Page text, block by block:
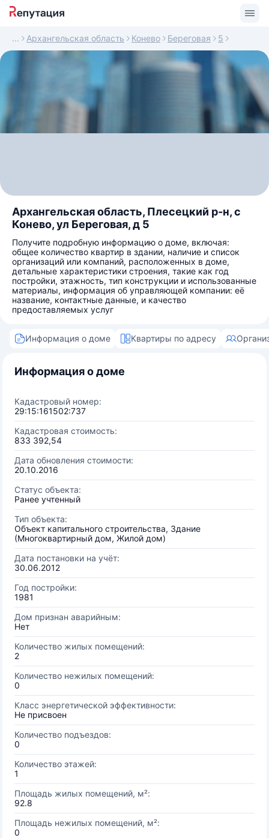
Архангельская область Конево Береговая 5
Архангельская область, Плесецкий р-н, с
Конево, ул Береговая, д 5
Получите подробную информацию о доме, включая:
общее количество квартир в здании, наличие и список
организаций или компаний, расположенных в доме,
детальные характеристики строения, такие как год
постройки, этажность, тип конструкции и использованные
материалы, информация об управляющей компании: её
название, контактные данные, и качество
предоставляемых услуг
Информация о доме Квартиры по адресу
Информация о доме
Кадастровый номер:
29:15:161502:737
Кадастровая стоимость:
833 392,54
Дата обновления стоимости:
20.10.2016
Статус объекта:
Ранее учтенный
Тип объекта:
Объект капитального строительства, Здание
(Многоквартирный дом, Жилой дом)
Дата постановки на учёт:
30.06.2012
Год постройки:
1981
Дом признан аварийным:
Нет
Количество жилых помещений:
2
Количество нежилых помещений:
0
Класс энергетической эффективности:
Не присвоен
Количество подъездов:
0
Количество этажей:
1
Площадь жилых помещений, м²:
92.8
Площадь нежилых помещений, м²:
0